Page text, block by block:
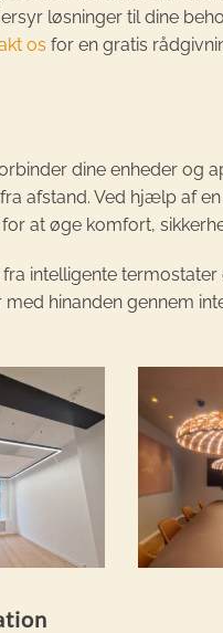
løsninger til dine
os for en gratis
dine enheder og
afstand. Ved hjælp af
at øge komfort,
intelligente
hinanden gennem